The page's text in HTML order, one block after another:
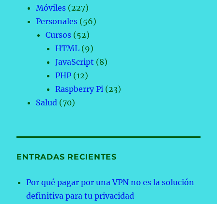
Móviles (227)
Personales (56)
Cursos (52)
HTML (9)
JavaScript (8)
PHP (12)
Raspberry Pi (23)
Salud (70)
ENTRADAS RECIENTES
Por qué pagar por una VPN no es la solución
definitiva para tu privacidad